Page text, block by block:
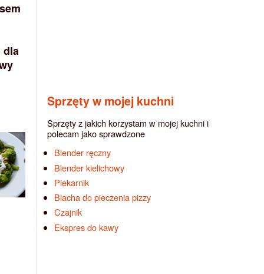
dla
Sprzęty w mojej kuchni
Sprzęty z jakich korzystam w mojej kuchni i
polecam jako sprawdzone
Blender ręczny
Blender kielichowy
Piekarnik
Blacha do pieczenia pizzy
Czajnik
Ekspres do kawy